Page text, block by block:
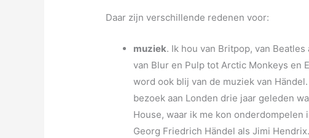
Daar zijn verschillende redenen voor:
muziek. Ik hou van Britpop, van
van Blur en Pulp tot Arctic Monkeys en
word ook blij van de muziek van
bezoek aan Londen drie jaar geleden
House, waar ik me kon
Georg Friedrich Händel als Jimi Hendrix.